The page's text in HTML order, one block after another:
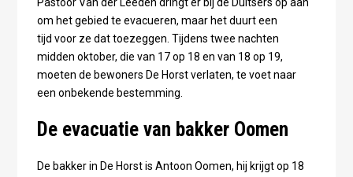
Pastoor Van der Leeden dringt er bij de Duitsers op aan
om het gebied te evacueren, maar het duurt een
tijd voor ze dat toezeggen. Tijdens twee nachten
midden oktober, die van 17 op 18 en van 18 op 19,
moeten de bewoners De Horst verlaten, te voet naar
een onbekende bestemming.
De evacuatie van bakker Oomen
De bakker in De Horst is Antoon Oomen, hij krijgt op 18